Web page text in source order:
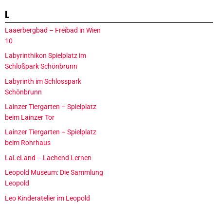
L
Laaerbergbad – Freibad in Wien
10
Labyrinthikon Spielplatz im
Schloßpark Schönbrunn
Labyrinth im Schlosspark
Schönbrunn
Lainzer Tiergarten – Spielplatz
beim Lainzer Tor
Lainzer Tiergarten – Spielplatz
beim Rohrhaus
LaLeLand – Lachend Lernen
Leopold Museum: Die Sammlung
Leopold
Leo Kinderatelier im Leopold